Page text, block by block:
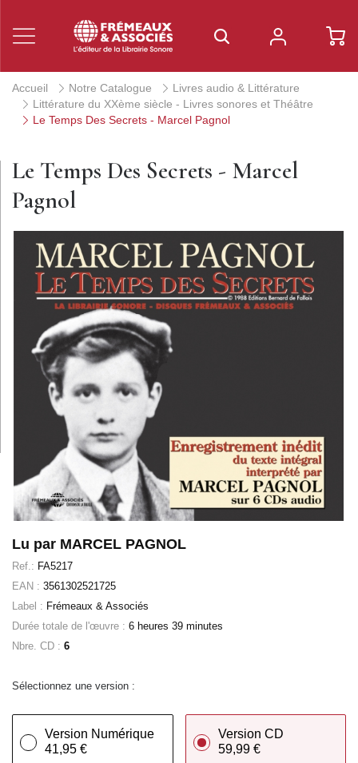
Accueil Notre Catalogue
Livres audio & Littérature
Littérature du XXème siècle - Livres sonores et Théâtre
Le Temps Des Secrets - Marcel Pagnol
Le Temps Des Secrets - Marcel
Pagnol
Lu par MARCEL PAGNOL
Ref.: FA5217
EAN : 3561302521725
Label : Frémeaux & Associés
Durée totale de l'œuvre : 6 heures 39 minutes
Nbre. CD : 6
Sélectionnez une version :
Version Numérique
41,95 €
Version CD
59,99 €